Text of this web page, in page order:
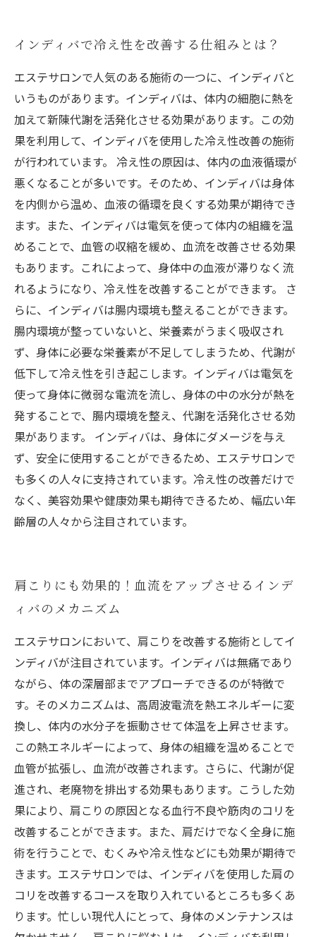
インディバで冷え性を改善する仕組みとは？
エステサロンで人気のある施術の一つに、インディバと
いうものがあります。インディバは、体内の細胞に熱を
加えて新陳代謝を活発化させる効果があります。この効
果を利用して、インディバを使用した冷え性改善の施術
が行われています。 冷え性の原因は、体内の血液循環が
悪くなることが多いです。そのため、インディバは身体
を内側から温め、血液の循環を良くする効果が期待でき
ます。また、インディバは電気を使って体内の組織を温
めることで、血管の収縮を緩め、血流を改善させる効果
もあります。これによって、身体中の血液が滞りなく流
れるようになり、冷え性を改善することができます。 さ
らに、インディバは腸内環境も整えることができます。
腸内環境が整っていないと、栄養素がうまく吸収され
ず、身体に必要な栄養素が不足してしまうため、代謝が
低下して冷え性を引き起こします。インディバは電気を
使って身体に微弱な電流を流し、身体の中の水分が熱を
発することで、腸内環境を整え、代謝を活発化させる効
果があります。 インディバは、身体にダメージを与え
ず、安全に使用することができるため、エステサロンで
も多くの人々に支持されています。冷え性の改善だけで
なく、美容効果や健康効果も期待できるため、幅広い年
齢層の人々から注目されています。
肩こりにも効果的！血流をアップさせるインデ
ィバのメカニズム
エステサロンにおいて、肩こりを改善する施術としてイ
ンディバが注目されています。インディバは無痛であり
ながら、体の深層部までアプローチできるのが特徴で
す。そのメカニズムは、高周波電流を熱エネルギーに変
換し、体内の水分子を振動させて体温を上昇させます。
この熱エネルギーによって、身体の組織を温めることで
血管が拡張し、血流が改善されます。さらに、代謝が促
進され、老廃物を排出する効果もあります。こうした効
果により、肩こりの原因となる血行不良や筋肉のコリを
改善することができます。また、肩だけでなく全身に施
術を行うことで、むくみや冷え性などにも効果が期待で
きます。エステサロンでは、インディバを使用した肩の
コリを改善するコースを取り入れているところも多くあ
ります。忙しい現代人にとって、身体のメンテナンスは